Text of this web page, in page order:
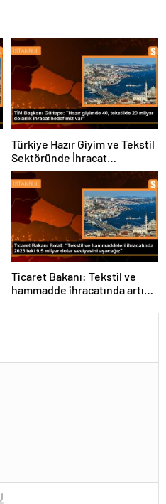
Türkiye Hazır Giyim ve Tekstil
Sektöründe İhracat
Hedeflerini Açıkladı
Ticaret Bakanı: Tekstil ve
hammadde ihracatında artış